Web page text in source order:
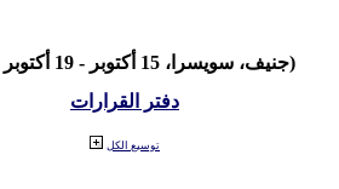
(جنيف، سويسرا، 15 أكتوبر - 19 أكتوبر 2007)
دفتر القرارات
توسيع الكل